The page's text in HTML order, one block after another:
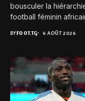
bousculer la
football féminin
BYFOOT.TG 6 AOÛT 2026